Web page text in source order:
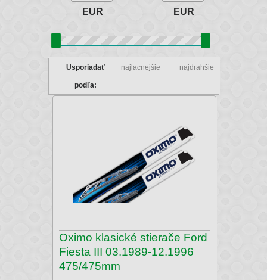
EUR EUR
Usporiadať
podľa:
najlacnejšie najdrahšie
Oximo klasické stierače Ford
Fiesta III 03.1989-12.1996
475/475mm